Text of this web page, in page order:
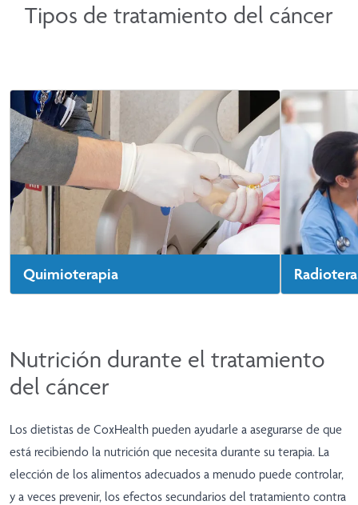
Tipos de tratamiento del cáncer
Quimioterapia
fármacos quimioterápicos pueden tratar
cánceres que se han extendido por todo el
cuerpo.
Más información
Nutrición durante el tratamiento
del cáncer
Los dietistas de CoxHealth pueden ayudarle a asegurarse de que
está recibiendo la nutrición que necesita durante su terapia. La
elección de los alimentos adecuados a menudo puede controlar,
y a veces prevenir, los efectos secundarios del tratamiento contra